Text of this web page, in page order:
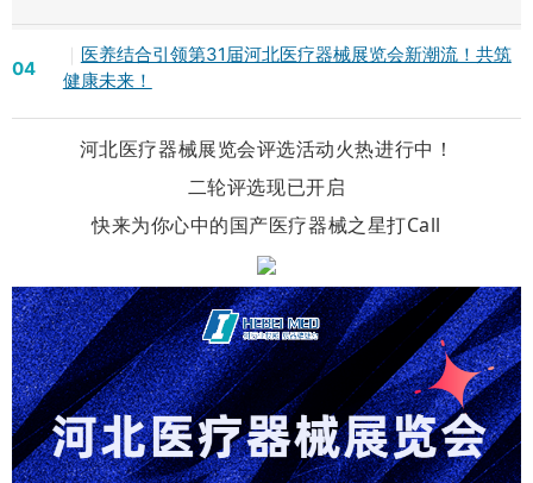
04
医养结合引领第31届河北医疗器械展览会新潮流！共筑
健康未来！
河北医疗器械展览会评选活动火热进行中！
二轮评选现已开启
快来为你心中的国产医疗器械之星打Call